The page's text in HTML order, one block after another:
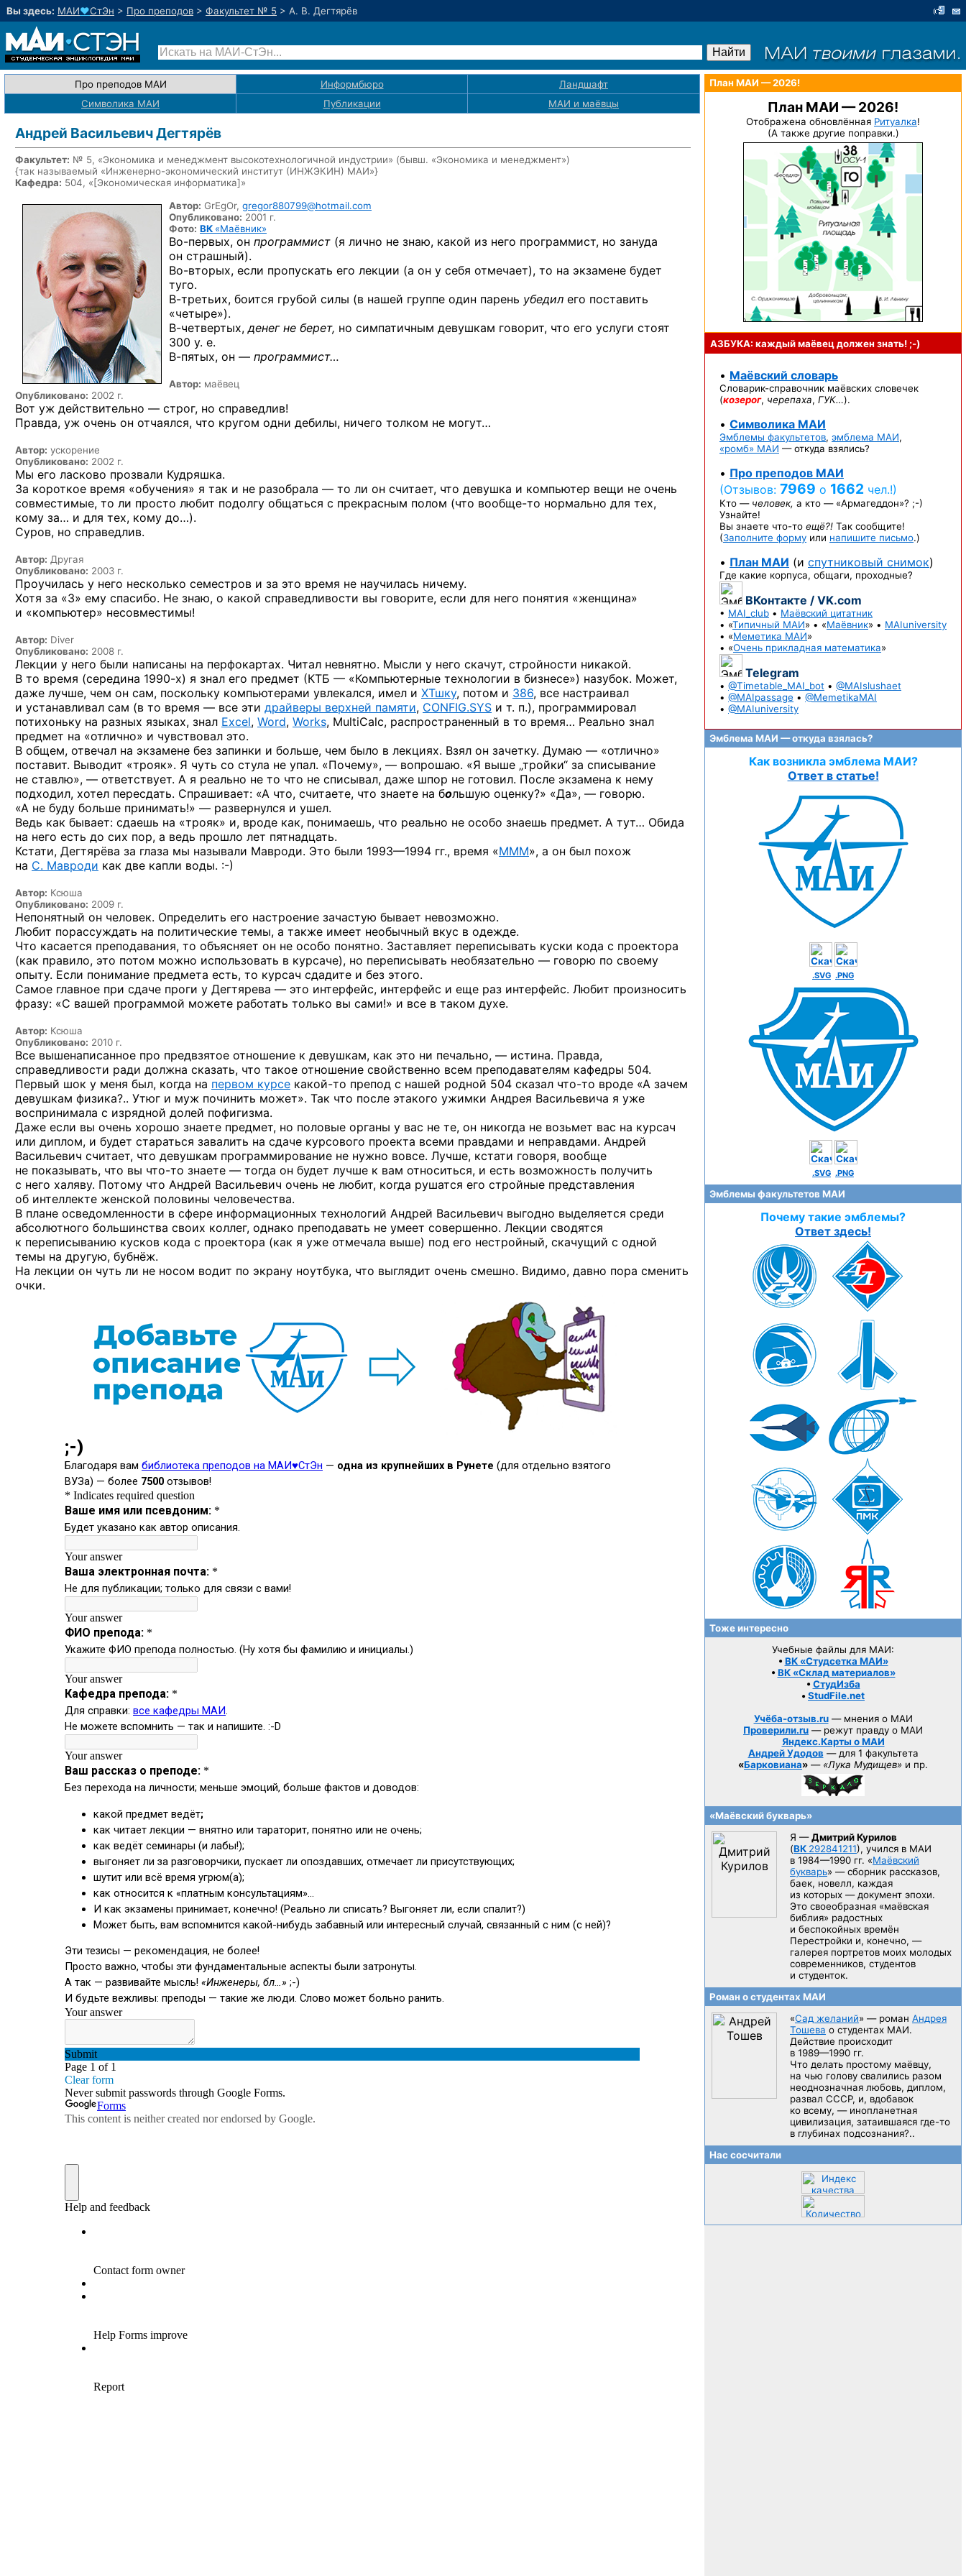
Вы здесь: МАИ♥СтЭн > Про преподов > Факультет № 5 > А. В. Дегтярёв
Про преподов МАИ Информбюро
Ландшафт
Символика МАИ
Публикации МАИ и маёвцы
Андрей Васильевич Дегтярёв
Факультет: № 5, «Экономика и менеджмент высокотехнологичной индустрии» (бывш. «Экономика и менеджмент»)
{так называемый «Инженерно-экономический институт (ИНЖЭКИН) МАИ»}
Кафедра: 504, «[Экономическая информатика]»
Автор: GrEgOr, gregor880799@hotmail.com
Опубликовано: 2001 г.
Фото: ВК «Маёвник»
Во-первых, он программист (я лично не знаю, какой из него программист, но зануда
он страшный).
Во-вторых, если пропускать его лекции (а он у себя отмечает), то на экзамене будет
туго.
В-третьих, боится грубой силы (в нашей группе один парень убедил его поставить
«четыре»).
В-четвертых, денег не берет, но симпатичным девушкам говорит, что его услуги стоят
300 у. е.
В-пятых, он — программист…
Автор: маёвец
Опубликовано: 2002 г.
Вот уж действительно — строг, но справедлив!
Правда, уж очень он отчаялся, что кругом одни дебилы, ничего толком не могут…
Автор: ускорение
Опубликовано: 2002 г.
Мы его ласково прозвали Кудряшка.
За короткое время «обучения» я так и не разобрала — то ли он считает, что девушка и компьютер вещи не очень
совместимые, то ли просто любит подолгу общаться с прекрасным полом (что вообще-то нормально для тех,
кому за… и для тех, кому до…).
Суров, но справедлив.
Автор: Другая
Опубликовано: 2003 г.
Проучилась у него несколько семестров и за это время не научилась ничему.
Хотя за «3» ему спасибо. Не знаю, о какой справедливости вы говорите, если для него понятия «женщина»
и «компьютер» несовместимы!
Автор: Diver
Опубликовано: 2008 г.
Лекции у него были написаны на перфокартах. Читал невнятно. Мысли у него скачут, стройности никакой.
В то время (середина 1990-х) я знал его предмет (КТБ — «Компьютерные технологии в бизнесе») назубок. Может,
даже лучше, чем он сам, поскольку компьютерами увлекался, имел и ХТшку, потом и 386, все настраивал
и устанавливал сам (в то время — все эти драйверы верхней памяти, CONFIG.SYS и т. п.), программировал
потихоньку на разных языках, знал Excel, Word, Works, MultiCalc, распространенный в то время… Реально знал
предмет на «отлично» и чувствовал это.
В общем, отвечал на экзамене без запинки и больше, чем было в лекциях. Взял он зачетку. Думаю — «отлично»
поставит. Выводит «трояк». Я чуть со стула не упал. «Почему», — вопрошаю. «Я выше „тройки“ за списывание
не ставлю», — ответствует. А я реально не то что не списывал, даже шпор не готовил. После экзамена к нему
подходил, хотел пересдать. Спрашивает: «А что, считаете, что знаете на большую оценку?» «Да», — говорю.
«А не буду больше принимать!» — развернулся и ушел.
Ведь как бывает: сдаешь на «трояк» и, вроде как, понимаешь, что реально не особо знаешь предмет. А тут… Обида
на него есть до сих пор, а ведь прошло лет пятнадцать.
Кстати, Дегтярёва за глаза мы называли Мавроди. Это были 1993—1994 гг., время «МММ», а он был похож
на С. Мавроди как две капли воды. :-)
Автор: Ксюша
Опубликовано: 2009 г.
Непонятный он человек. Определить его настроение зачастую бывает невозможно.
Любит порассуждать на политические темы, а также имеет необычный вкус в одежде.
Что касается преподавания, то объясняет он не особо понятно. Заставляет переписывать куски кода с проектора
(как правило, это потом можно использовать в курсаче), но переписывать необязательно — говорю по своему
опыту. Если понимание предмета есть, то курсач сдадите и без этого.
Самое главное при сдаче проги у Дегтярева — это интерфейс, интерфейс и еще раз интерфейс. Любит произносить
фразу: «С вашей программой можете работать только вы сами!» и все в таком духе.
Автор: Ксюша
Опубликовано: 2010 г.
Все вышенаписанное про предвзятое отношение к девушкам, как это ни печально, — истина. Правда,
справедливости ради должна сказать, что такое отношение свойственно всем преподавателям кафедры 504.
Первый шок у меня был, когда на первом курсе какой-то препод с нашей родной 504 сказал что-то вроде «А зачем
девушкам физика?.. Утюг и муж починить может». Так что после этакого ужимки Андрея Васильевича я уже
воспринимала с изрядной долей пофигизма.
Даже если вы очень хорошо знаете предмет, но половые органы у вас не те, он никогда не возьмет вас на курсач
или диплом, и будет стараться завалить на сдаче курсового проекта всеми правдами и неправдами. Андрей
Васильевич считает, что девушкам программирование не нужно вовсе. Лучше, кстати говоря, вообще
не показывать, что вы что-то знаете — тогда он будет лучше к вам относиться, и есть возможность получить
с него халяву. Потому что Андрей Васильевич очень не любит, когда рушатся его стройные представления
об интеллекте женской половины человечества.
В плане осведомленности в сфере информационных технологий Андрей Васильевич выгодно выделяется среди
абсолютного большинства своих коллег, однако преподавать не умеет совершенно. Лекции сводятся
к переписыванию кусков кода с проектора (как я уже отмечала выше) под его нестройный, скачущий с одной
темы на другую, бубнёж.
На лекции он чуть ли не носом водит по экрану ноутбука, что выглядит очень смешно. Видимо, давно пора сменить
очки.
План МАИ — 2026!
План МАИ — 2026!
Отображена обновлённая Ритуалка!
(А также другие поправки.)
АЗБУКА: каждый маёвец должензнать! ;-)
• Маёвский словарь
Словарик-справочник маёвских словечек
(козерог, черепаха, ГУК…).
• Символика МАИ
Эмблемы факультетов, эмблема МАИ,
«ромб» МАИ — откуда взялись?
• Про преподов МАИ
(Отзывов: 7969 о 1662 чел.!)
Кто — человек, а кто — «Армагеддон»? ;-)
Узнайте!
Вы знаете что-то ещё?! Так сообщите!
(Заполните форму или напишите письмо.)
• План МАИ (и спутниковый снимок)
Где какие корпуса, общаги, проходные?
ВКонтакте / VK.com
• MAI_club • Маёвский цитатник
• «Типичный МАИ» • «Маёвник» • MAIuniversity
• «Меметика МАИ»
• «Очень прикладная математика»
Telegram
• @Timetable_MAI_bot • @MAIslushaet
• @MAIpassage • @MemetikaMAI
• @MAIuniversity
Эмблема МАИ — откуда взялась?
Как возникла эмблема МАИ?
Ответ в статье!
.SVG .PNG
.SVG .PNG
Эмблемы факультетов МАИ
Почему такие эмблемы?
Ответ здесь!
Тоже интересно
Учебные файлы для МАИ:
• ВК «Студсетка МАИ»
• ВК «Склад материалов»
• СтудИзба
• StudFile.net
Учёба-отзыв.ru— мнения о МАИ
Проверили.ru — режут правду о МАИ
Яндекс.Карты о МАИ
Андрей Удодов — для 1 факультета
«Барковиана» — «Лука Мудищев» и пр.
«Маёвский букварь»
Я —Дмитрий Курилов
(ВК 292841211), учился в МАИ
в 1984—1990 гг. «Маёвский
букварь» — сборник рассказов,
баек, новелл, каждая
из которых — документ эпохи.
Это своеобразная «маёвская
библия» радостных
и беспокойных времён
Перестройки и, конечно, —
галерея портретов моих молодых
современников, студентов
и студенток.
Роман о студентах МАИ
«Сад желаний» — роман Андрея
Тошева о студентах МАИ.
Действие происходит
в 1989—1990 гг.
Что делать простому маёвцу,
на чью голову свалились разом
неоднозначная любовь, диплом,
развал CCCP, и, вдобавок
ко всему, — инопланетная
цивилизация, затаившаяся где-то
в глубинах подсознания?..
Нас сосчитали